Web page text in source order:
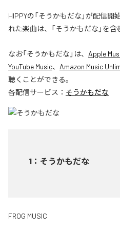
HIPPYの「そうかもだな」が配信
れた楽曲は、「そうかもだな」を含
なお「そうかもだな 」は、 Apple
YouTube Music、 Amazon Music
聴くことができる。
各配信サービス： そうかもだな
1 ： そうかもだな
FROG MUSIC